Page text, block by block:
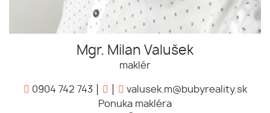
Mgr. Milan Valušek
maklér
0904 742 743
valusek.m@bubyreality.sk
Ponuka makléra